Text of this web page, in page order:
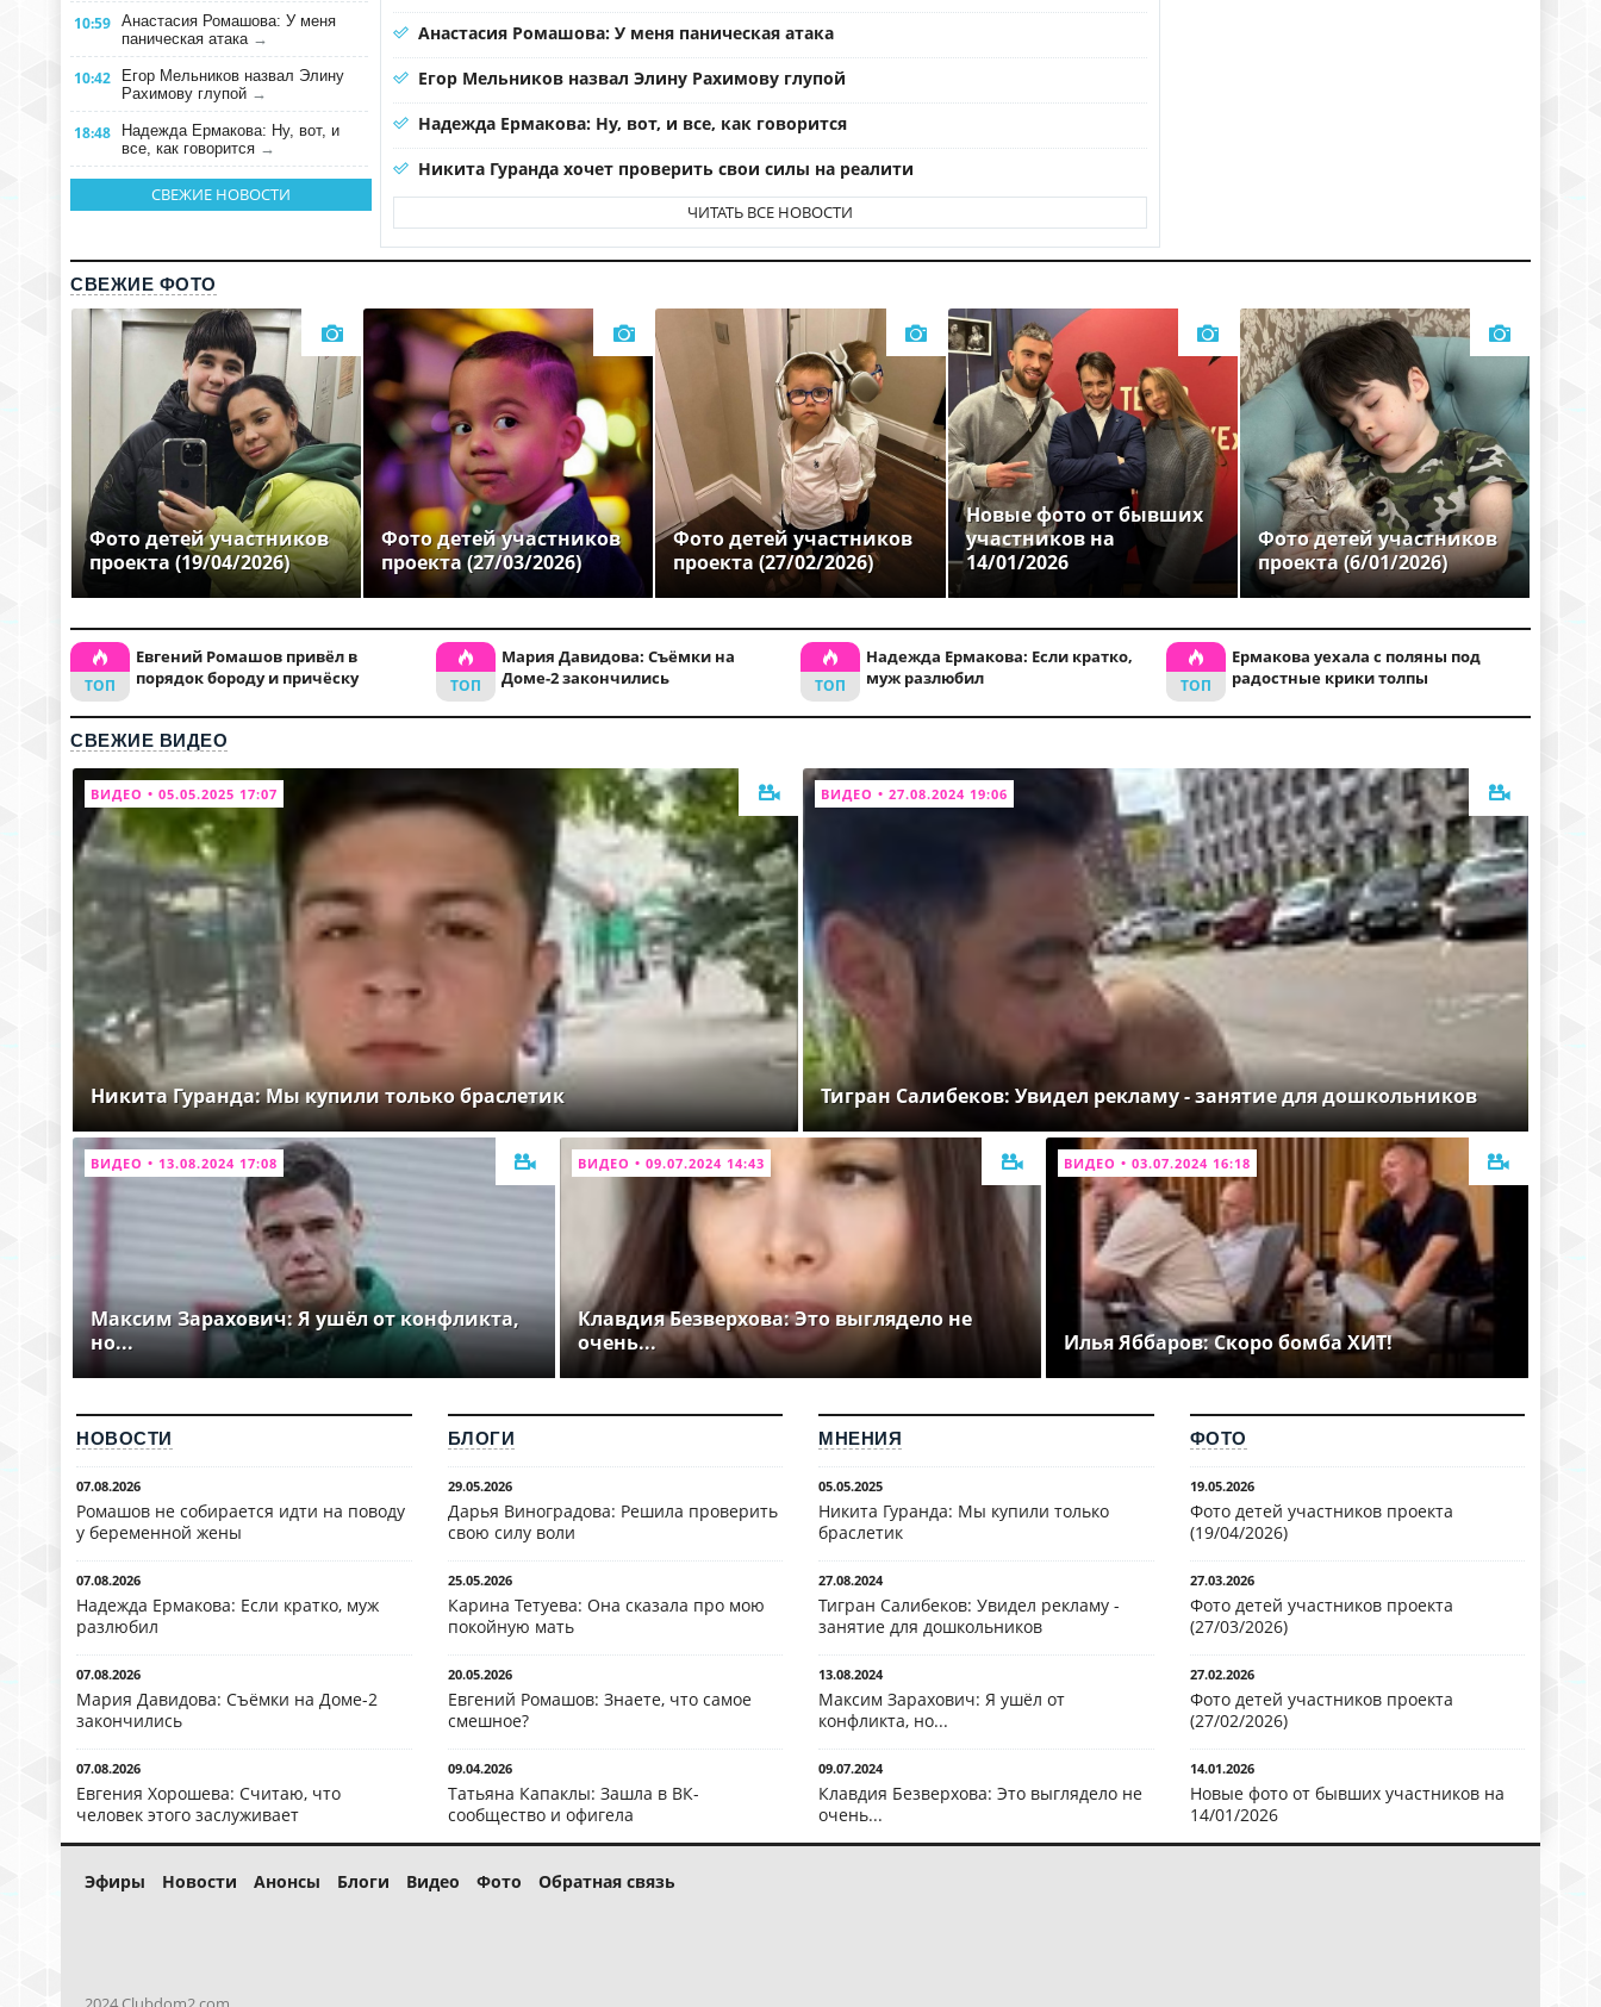
10:59 Анастасия Ромашова: У меня
паническая атака →
10:42
Егор Мельников назвал Элину
Рахимову глупой →
18:48
Надежда Ермакова: Ну, вот, и
все, как говорится →
СВЕЖИЕ НОВОСТИ
Анастасия Ромашова: У меня паническая атака
Егор Мельников назвал Элину Рахимову глупой
Надежда Ермакова: Ну, вот, и все, как говорится
Никита Гуранда хочет проверить свои силы на реалити
ЧИТАТЬ ВСЕ НОВОСТИ
СВЕЖИЕ ФОТО
Фото детей участников
проекта (19/04/2026)
Фото детей участников
проекта (27/03/2026)
Фото детей участников
проекта (27/02/2026)
Новые фото от бывших
участников на
14/01/2026
Фото детей участников
проекта (6/01/2026)
Евгений Ромашов привёл в
порядок бороду и причёску
Мария Давидова: Съёмки на
Доме-2 закончились
Надежда Ермакова: Если кратко,
муж разлюбил
Ермакова уехала с поляны под
радостные крики толпы
СВЕЖИЕ ВИДЕО
ВИДЕО • 05.05.2025 17:07
Никита Гуранда: Мы купили только браслетик
ВИДЕО • 27.08.2024 19:06
Тигран Салибеков: Увидел рекламу - занятие для дошкольников
ВИДЕО • 13.08.2024 17:08
Максим Зарахович: Я ушёл от конфликта,
но...
ВИДЕО • 09.07.2024 14:43
Клавдия Безверхова: Это выглядело не
очень...
ВИДЕО • 03.07.2024 16:18
Илья Яббаров: Скоро бомба ХИТ!
НОВОСТИ
07.08.2026
Ромашов не собирается идти на поводу
у беременной жены
07.08.2026
Надежда Ермакова: Если кратко, муж
разлюбил
07.08.2026
Мария Давидова: Съёмки на Доме-2
закончились
07.08.2026
Евгения Хорошева: Считаю, что
человек этого заслуживает
БЛОГИ
29.05.2026
Дарья Виноградова: Решила проверить
свою силу воли
25.05.2026
Карина Тетуева: Она сказала про мою
покойную мать
20.05.2026
Евгений Ромашов: Знаете, что самое
смешное?
09.04.2026
Татьяна Капаклы: Зашла в ВК-
сообщество и офигела
МНЕНИЯ
05.05.2025
Никита Гуранда: Мы купили только
браслетик
27.08.2024
Тигран Салибеков: Увидел рекламу -
занятие для дошкольников
13.08.2024
Максим Зарахович: Я ушёл от
конфликта, но...
09.07.2024
Клавдия Безверхова: Это выглядело не
очень...
ФОТО
19.05.2026
Фото детей участников проекта
(19/04/2026)
27.03.2026
Фото детей участников проекта
(27/03/2026)
27.02.2026
Фото детей участников проекта
(27/02/2026)
14.01.2026
Новые фото от бывших участников на
14/01/2026
Эфиры Новости Анонсы Блоги Видео Фото Обратная связь